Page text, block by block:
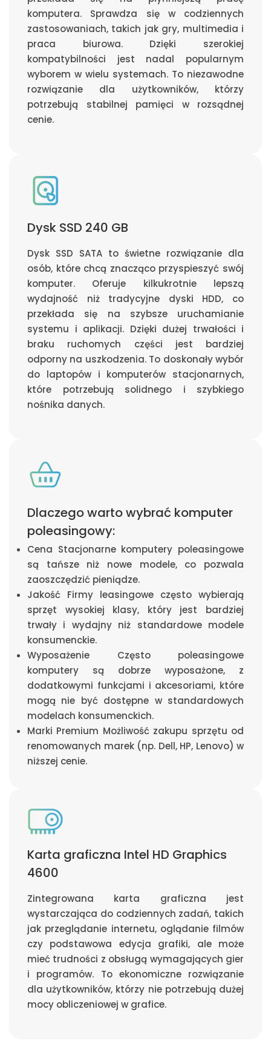
komputera. Sprawdza się w codziennych
zastosowaniach, takich jak gry, multimedia i
praca biurowa. Dzięki szerokiej
kompatybilności jest nadal popularnym
wyborem w wielu systemach. To niezawodne
rozwiązanie dla użytkowników, którzy
potrzebują stabilnej pamięci w rozsądnej
cenie.
Dysk SSD 240 GB
Dysk SSD SATA to świetne rozwiązanie dla
osób, które chcą znacząco przyspieszyć swój
komputer. Oferuje kilkukrotnie lepszą
wydajność niż tradycyjne dyski HDD, co
przekłada się na szybsze uruchamianie
systemu i aplikacji. Dzięki dużej trwałości i
braku ruchomych części jest bardziej
odporny na uszkodzenia. To doskonały wybór
do laptopów i komputerów stacjonarnych,
które potrzebują solidnego i szybkiego
nośnika danych.
Dlaczego warto wybrać komputer
poleasingowy:
Cena Stacjonarne komputery poleasingowe
są tańsze niż nowe modele, co pozwala
zaoszczędzić pieniądze.
Jakość Firmy leasingowe często wybierają
sprzęt wysokiej klasy, który jest bardziej
trwały i wydajny niż standardowe modele
konsumenckie.
Wyposażenie Często poleasingowe
komputery są dobrze wyposażone, z
dodatkowymi funkcjami i akcesoriami, które
mogą nie być dostępne w standardowych
modelach konsumenckich.
Marki Premium Możliwość zakupu sprzętu od
renomowanych marek (np. Dell, HP, Lenovo) w
niższej cenie.
Karta graficzna Intel HD Graphics
4600
Zintegrowana karta graficzna jest
wystarczająca do codziennych zadań, takich
jak przeglądanie internetu, oglądanie filmów
czy podstawowa edycja grafiki, ale może
mieć trudności z obsługą wymagających gier
i programów. To ekonomiczne rozwiązanie
dla użytkowników, którzy nie potrzebują dużej
mocy obliczeniowej w grafice.